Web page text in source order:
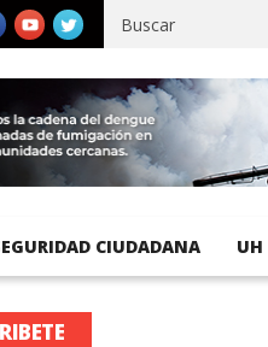
92 % de avance en
CIUDADANA